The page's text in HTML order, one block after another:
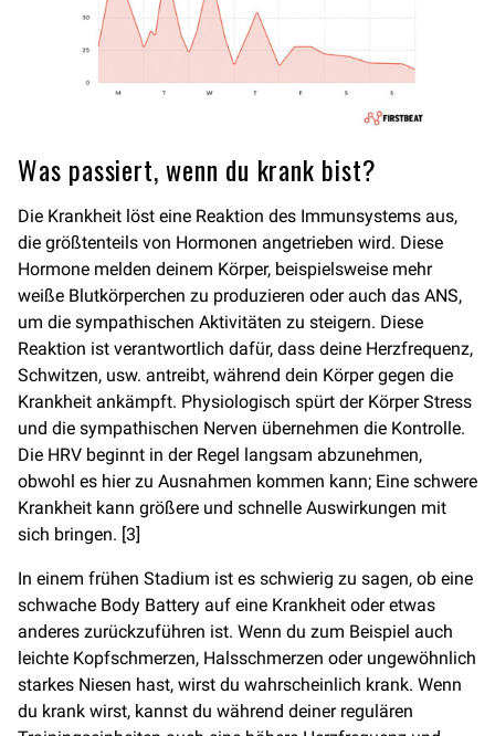
Was passiert, wenn du krank bist?
Die Krankheit löst eine Reaktion des Immunsystems aus,
die größtenteils von Hormonen angetrieben wird. Diese
Hormone melden deinem Körper, beispielsweise mehr
weiße Blutkörperchen zu produzieren oder auch das ANS,
um die sympathischen Aktivitäten zu steigern. Diese
Reaktion ist verantwortlich dafür, dass deine Herzfrequenz,
Schwitzen, usw. antreibt, während dein Körper gegen die
Krankheit ankämpft. Physiologisch spürt der Körper Stress
und die sympathischen Nerven übernehmen die Kontrolle.
Die HRV beginnt in der Regel langsam abzunehmen,
obwohl es hier zu Ausnahmen kommen kann; Eine schwere
Krankheit kann größere und schnelle Auswirkungen mit
sich bringen. [3]
In einem frühen Stadium ist es schwierig zu sagen, ob eine
schwache Body Battery auf eine Krankheit oder etwas
anderes zurückzuführen ist. Wenn du zum Beispiel auch
leichte Kopfschmerzen, Halsschmerzen oder ungewöhnlich
starkes Niesen hast, wirst du wahrscheinlich krank. Wenn
du krank wirst, kannst du während deiner regulären